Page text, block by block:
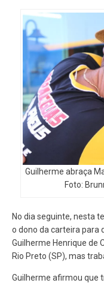
Guilherme abraça
Foto:
No dia seguinte, nesta
o dono da carteira para
Guilherme Henrique de
Rio Preto (SP), mas
Guilherme afirmou que